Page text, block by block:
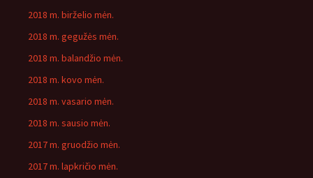
2018 m. birželio mėn.
2018 m. gegužės mėn.
2018 m. balandžio mėn.
2018 m. kovo mėn.
2018 m. vasario mėn.
2018 m. sausio mėn.
2017 m. gruodžio mėn.
2017 m. lapkričio mėn.